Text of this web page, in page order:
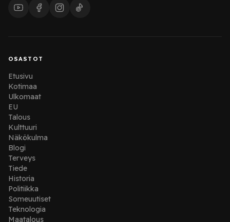
OSASTOT
Etusivu
Kotimaa
Ulkomaat
EU
Talous
Kulttuuri
Näkökulma
Blogi
Terveys
Tiede
Historia
Politiikka
Someuutiset
Teknologia
Maatalous